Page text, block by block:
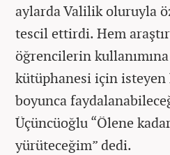
aylarda Valilik oluruyla
tescil ettirdi. Hem
öğrencilerin
kütüphanesi için isteyen
boyunca
Üçüncüoğlu “Ölene
yürüteceğim” dedi.